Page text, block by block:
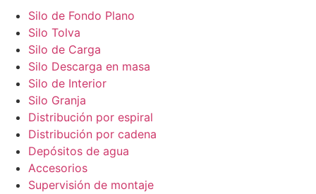
Silo de Fondo Plano
Silo Tolva
Silo de Carga
Silo Descarga en masa
Silo de Interior
Silo Granja
Distribución por espiral
Distribución por cadena
Depósitos de agua
Accesorios
Supervisión de montaje